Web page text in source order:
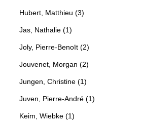
Hubert, Matthieu (3)
Jas, Nathalie (1)
Joly, Pierre-Benoït (2)
Jouvenet, Morgan (2)
Jungen, Christine (1)
Juven, Pierre-André (1)
Keim, Wiebke (1)